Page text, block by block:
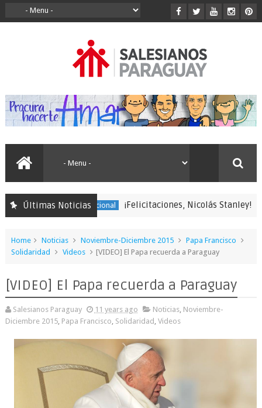
Últimas Noticias
Animación Vocacional ¡Felicitaciones, Nicolás Stanley!
Home Noticias Noviembre-Diciembre 2015
Papa Francisco
Solidaridad
Videos [VIDEO] El Papa recuerda a Paraguay
[VIDEO] El Papa recuerda a Paraguay
Salesianos Paraguay 11 years ago Noticias, Noviembre-
Diciembre 2015, Papa Francisco Solidaridad Videos